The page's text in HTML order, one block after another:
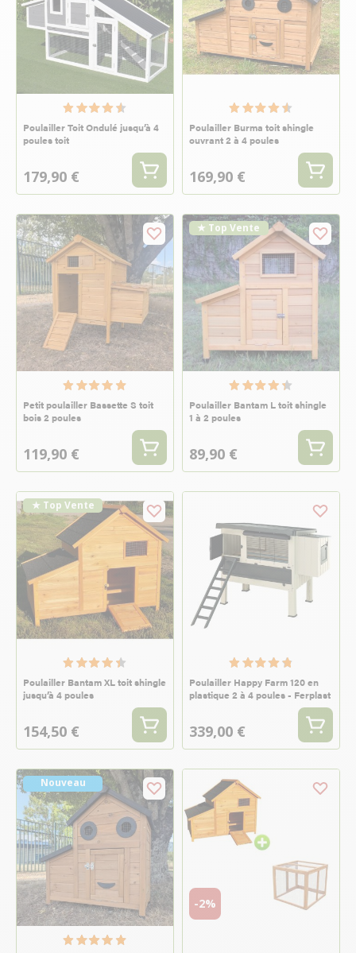
Poulailler Toit Ondulé jusqu’à 4
poules toit
179,90 €
Poulailler Burma toit shingle
ouvrant 2 à 4 poules
169,90 €
Petit poulailler Bassette S toit
bois 2 poules
119,90 €
★ Top Vente
Poulailler Bantam L toit shingle
1 à 2 poules
89,90 €
★ Top Vente
Poulailler Bantam XL toit shingle
jusqu’à 4 poules
154,50 €
Poulailler Happy Farm 120 en
plastique 2 à 4 poules - Ferplast
339,00 €
Nouveau
-2%